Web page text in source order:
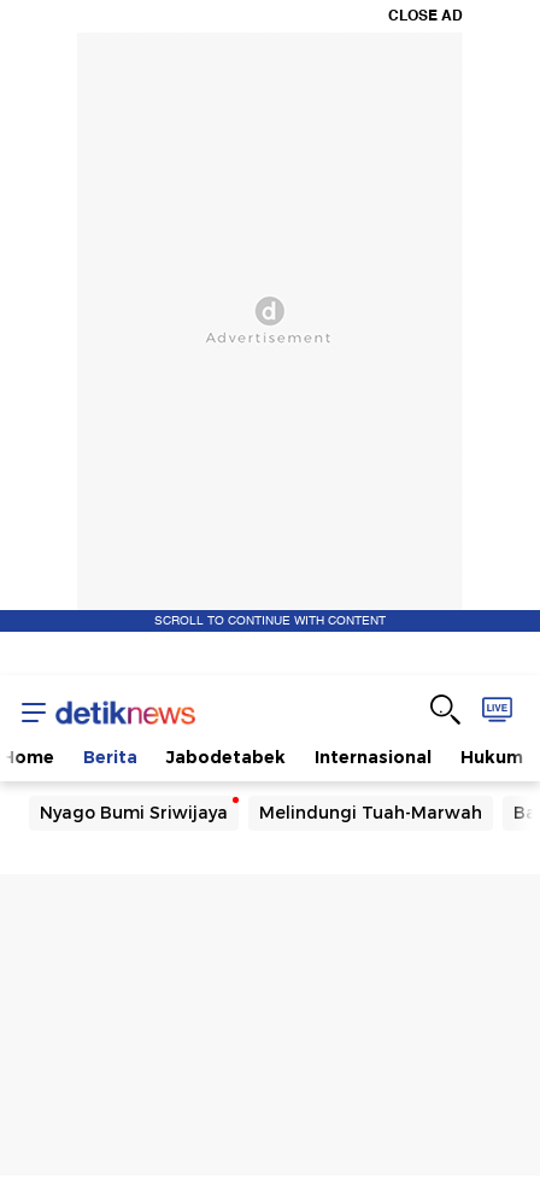
CLOSE AD
SCROLL TO CONTINUE WITH CONTENT
Home Berita Jabodetabek Internasional Hukum
Nyago Bumi Sriwijaya Melindungi Tuah-Marwah